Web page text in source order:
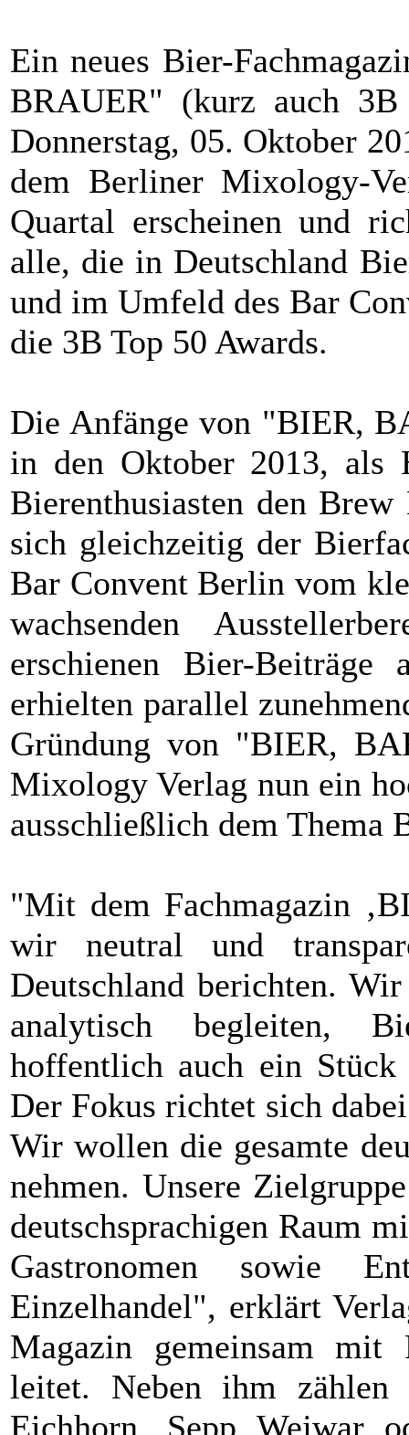
Ein neues Bier-
BRAUER" (kurz auch 3B
Donnerstag, 05. Oktober
dem Berliner Mixology-
Quartal erscheinen und
alle, die in Deutschland
und im Umfeld des Bar
die 3B Top 50 Awards.
Die Anfänge von "BIER,
in den Oktober 2013, als
Bierenthusiasten den
sich gleichzeitig der
Bar Convent Berlin vom
wachsenden
erschienen Bier-
erhielten parallel
Gründung von "BIER,
Mixology Verlag nun ein
ausschließlich dem Thema
"Mit dem Fachmagazin
wir neutral und
Deutschland berichten.
analytisch begleiten,
hoffentlich auch ein
Der Fokus richtet sich
Wir wollen die gesamte
nehmen. Unsere
deutschsprachigen Raum
Gastronomen sowie
Einzelhandel", erklärt
Magazin gemeinsam mit
leitet. Neben ihm zählen
Eichhorn, Sepp Wejwar